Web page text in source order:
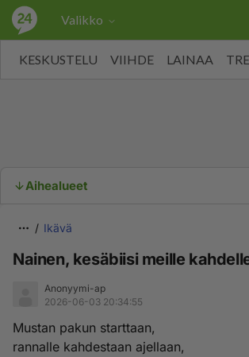
Valikko
KESKUSTELU VIIHDE LAINAA
Aihealueet
Ikävä
Nainen, kesäbiisi meille
Anonyymi-ap
2026-06-03 20:34:55
Mustan pakun starttaan,
rannalle kahdestaan ajellaan,